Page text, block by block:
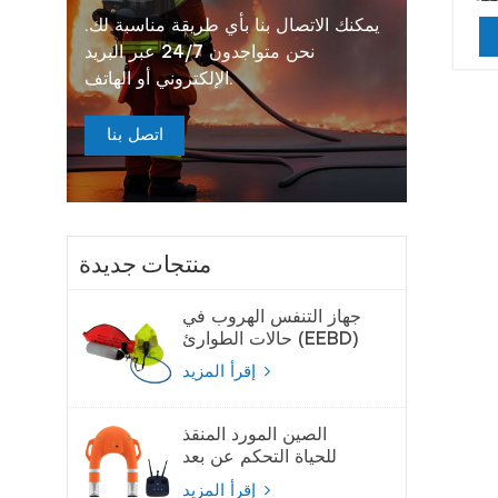
يمكنك الاتصال بنا بأي طريقة مناسبة لك.
نحن متواجدون 24/7 عبر البريد
الإلكتروني أو الهاتف.
اتصل بنا
منتجات جديدة
جهاز التنفس الهروب في
حالات الطوارئ (EEBD)
جهاز تنفس الهواء
الصين المورد المنقذ
للحياة التحكم عن بعد
لايفبوي